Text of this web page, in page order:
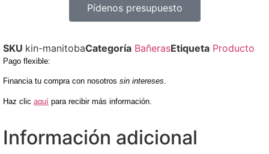
Pídenos presupuesto
SKU kin-manitobaCategoría BañerasEtiqueta Producto
Pago flexible:
Financia tu compra con nosotros sin intereses.
Haz clic aquí para recibir más información.
Información adicional